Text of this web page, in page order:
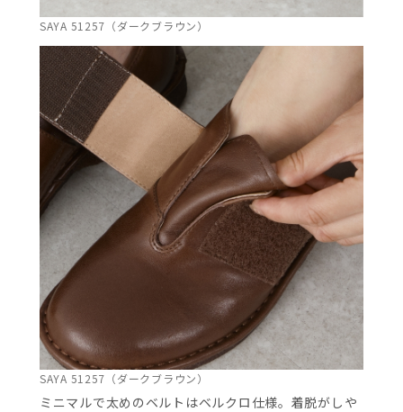
SAYA 51257（ダークブラウン）
SAYA 51257（ダークブラウン）
ミニマルで太めのベルトはベルクロ仕様。着脱がしや